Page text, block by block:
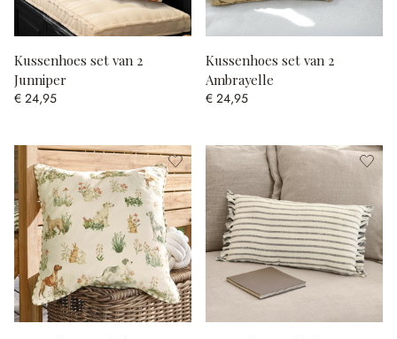
Kussenhoes set van 2
Junniper
€ 24,95
Kussenhoes set van 2
Ambrayelle
€ 24,95